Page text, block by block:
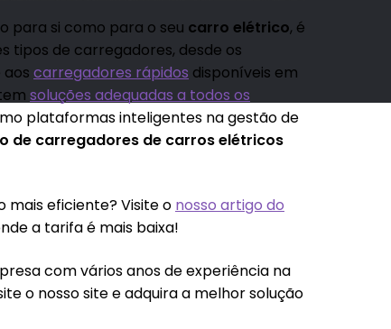
para si como para o seu carro elétrico, é
tipos de carregadores, desde os
carregadores rápidos disponíveis em
soluções adequadas a todos os
plataformas inteligentes na gestão de
de carregadores de carros elétricos
eficiente? Visite o nosso artigo do
a tarifa é mais baixa!
com vários anos de experiência na
o nosso site e adquira a melhor solução